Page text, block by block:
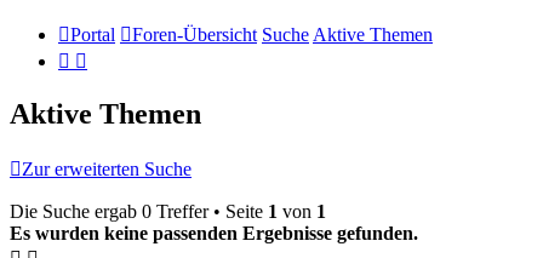
Portal Foren-Übersicht Suche Aktive Themen
Aktive Themen
Zur erweiterten Suche
Die Suche ergab 0 Treffer • Seite 1 von 1
Es wurden keine passenden Ergebnisse gefunden.